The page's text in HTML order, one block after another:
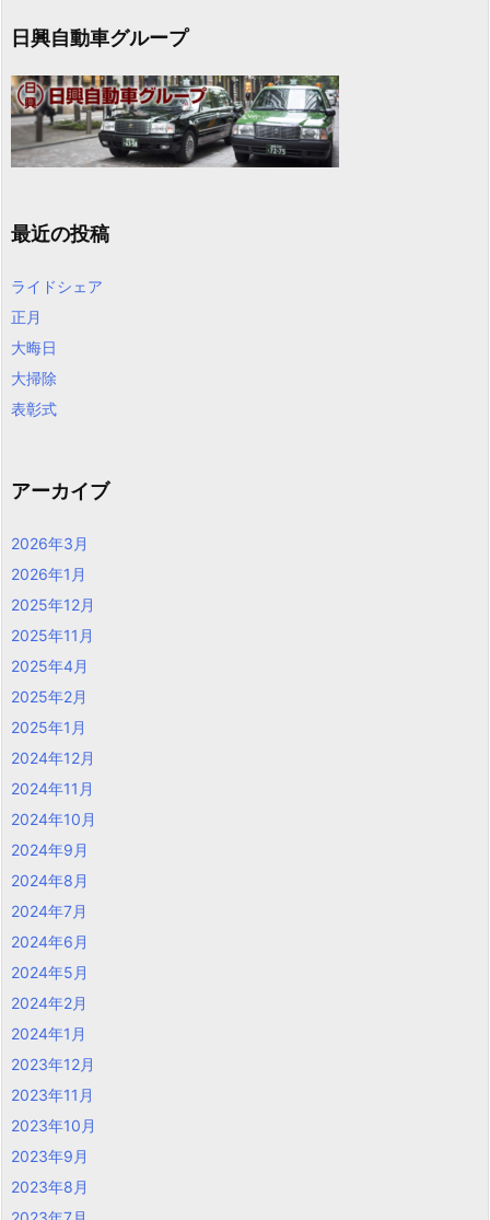
日興自動車グループ
最近の投稿
ライドシェア
正月
大晦日
大掃除
表彰式
アーカイブ
2026年3月
2026年1月
2025年12月
2025年11月
2025年4月
2025年2月
2025年1月
2024年12月
2024年11月
2024年10月
2024年9月
2024年8月
2024年7月
2024年6月
2024年5月
2024年2月
2024年1月
2023年12月
2023年11月
2023年10月
2023年9月
2023年8月